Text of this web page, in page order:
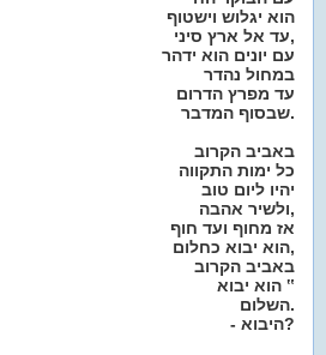
הוא יגלוש וישטוף
עד אל ארץ סיני,
עם יונים הוא ידהר
במחול נהדר
עד מפרץ הדרום
שבסוף המדבר.
באביב הקרוב
כל ימות התקווה
יהיו ליום טוב
ולשיר אהבה,
אז מחוף ועד חוף
הוא יבוא כחלום,
באביב הקרוב
הוא יבוא ‟
השלום.
- היבוא?